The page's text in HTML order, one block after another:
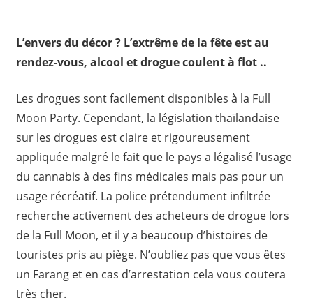
L’envers du décor ? L’extrême de la fête est au
rendez-vous, alcool et drogue coulent à flot ..
Les drogues sont facilement disponibles à la Full
Moon Party. Cependant, la législation thaïlandaise
sur les drogues est claire et rigoureusement
appliquée malgré le fait que le pays a légalisé l’usage
du cannabis à des fins médicales mais pas pour un
usage récréatif. La police prétendument infiltrée
recherche activement des acheteurs de drogue lors
de la Full Moon, et il y a beaucoup d’histoires de
touristes pris au piège. N’oubliez pas que vous êtes
un Farang et en cas d’arrestation cela vous coutera
très cher.